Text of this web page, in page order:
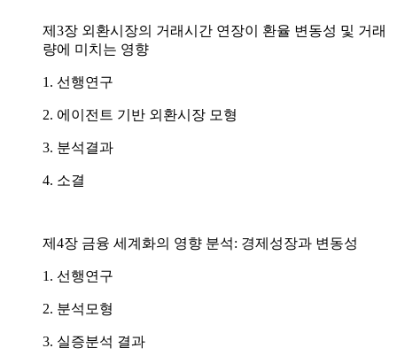
제3장 외환시장의 거래시간 연장이 환율 변동성 및 거래
량에 미치는 영향
1. 선행연구
2. 에이전트 기반 외환시장 모형
3. 분석결과
4. 소결
제4장 금융 세계화의 영향 분석: 경제성장과 변동성
1. 선행연구
2. 분석모형
3. 실증분석 결과